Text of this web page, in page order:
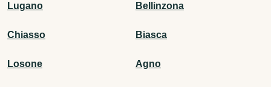
Lugano Bellinzona
Chiasso Biasca
Losone Agno